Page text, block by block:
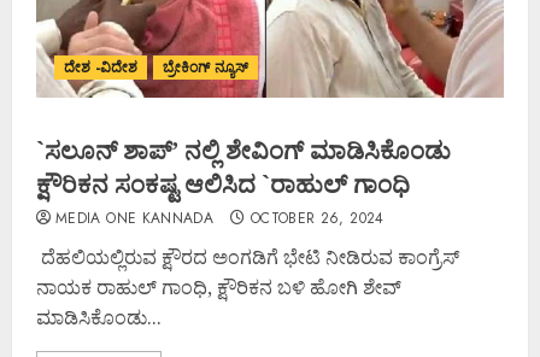
ದೇಶ -ವಿದೇಶ ಬ್ರೇಕಿಂಗ್ ನ್ಯೂಸ್
`ಸಲೂನ್ ಶಾಪ್’ ನಲ್ಲಿ ಶೇವಿಂಗ್ ಮಾಡಿಸಿಕೊಂಡು
ಕ್ಷೌರಿಕನ ಸಂಕಷ್ಟ ಆಲಿಸಿದ `ರಾಹುಲ್ ಗಾಂಧಿ
MEDIA ONE KANNADA OCTOBER 26, 2024
ದೆಹಲಿಯಲ್ಲಿರುವ ಕ್ಷೌರದ ಅಂಗಡಿಗೆ ಭೇಟಿ ನೀಡಿರುವ ಕಾಂಗ್ರೆಸ್
ನಾಯಕ ರಾಹುಲ್ ಗಾಂಧಿ, ಕ್ಷೌರಿಕನ ಬಳಿ ಹೋಗಿ ಶೇವ್
ಮಾಡಿಸಿಕೊಂಡು...